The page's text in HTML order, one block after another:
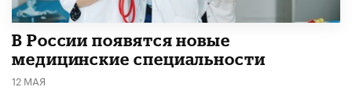
В России появятся новые
медицинские специальности
12 МАЯ